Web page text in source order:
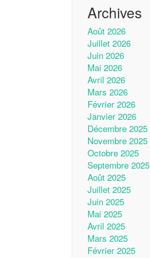
Archives
Août 2026
Juillet 2026
Juin 2026
Mai 2026
Avril 2026
Mars 2026
Février 2026
Janvier 2026
Décembre 2025
Novembre 2025
Octobre 2025
Septembre 2025
Août 2025
Juillet 2025
Juin 2025
Mai 2025
Avril 2025
Mars 2025
Février 2025